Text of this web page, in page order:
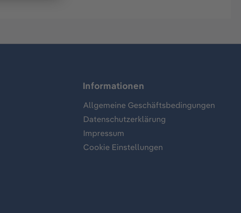
Informationen
Allgemeine Geschäftsbedingungen
Datenschutzerklärung
Impressum
Cookie Einstellungen